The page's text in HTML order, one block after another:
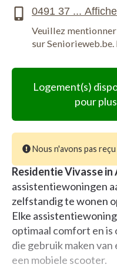
Logement(s)
pour
Nous n'avons pas
Residentie Vivasse in
assistentiewoningen
zelfstandig te wonen
Elke
optimaal comfort en is
die gebruik maken
een mobiele scooter.
Veuillez mentionner
sur